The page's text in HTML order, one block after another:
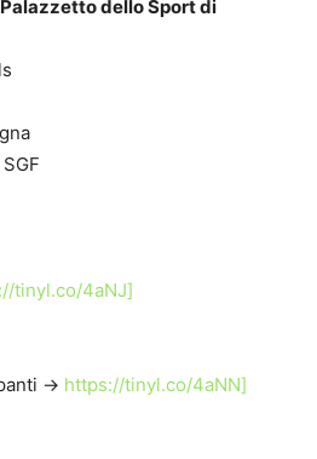
Palazzetto dello Sport di
tinyl.co/4aNJ]
-> https://tinyl.co/4aNN]